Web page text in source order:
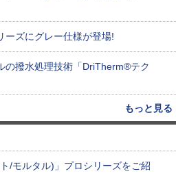
ーズにグレー仕様が登場!
の撥水処理技術「DriTherm®テク
もっと見る
/モルタル)」プロシリーズをご紹